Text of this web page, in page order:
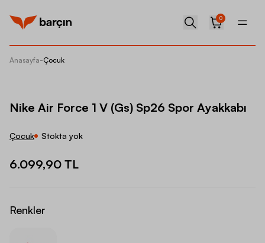
0
Anasayfa-Çocuk
Nike Air Force 1 V (Gs) Sp26 Spor Ayakkabı
Çocuk Stokta yok
6.099,90 TL
Renkler